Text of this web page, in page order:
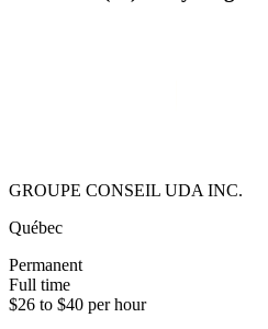
GROUPE CONSEIL UDA INC.
Québec
Permanent
Full time
$26 to $40 per hour